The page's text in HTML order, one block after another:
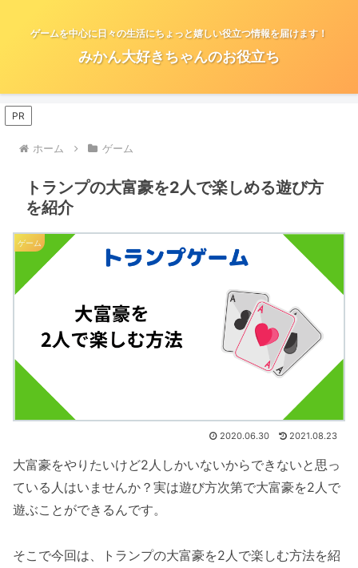
ゲームを中心に日々の生活にちょっと嬉しい役立つ情報を届けます！
みかん大好きちゃんのお役立ち
PR
ホーム ゲーム
トランプの大富豪を2人で楽しめる遊び方
を紹介
ゲーム
2020.06.30 2021.08.23
大富豪をやりたいけど2人しかいないからできないと思っ
ている人はいませんか？実は遊び方次第で大富豪を2人で
遊ぶことができるんです。
そこで今回は、トランプの大富豪を2人で楽しむ方法を紹